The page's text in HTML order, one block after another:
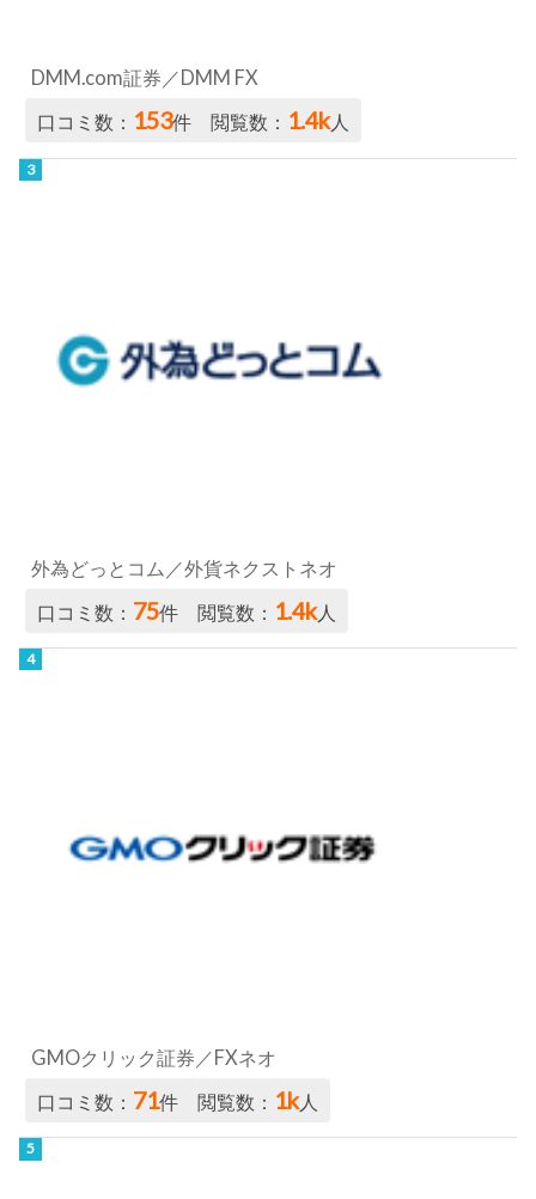
DMM.com証券／DMM FX
口コミ数： 153件 閲覧数： 1.4k人
外為どっとコム／外貨ネクストネオ
口コミ数： 75件 閲覧数： 1.4k人
GMOクリック証券／FXネオ
口コミ数： 71件 閲覧数： 1k人